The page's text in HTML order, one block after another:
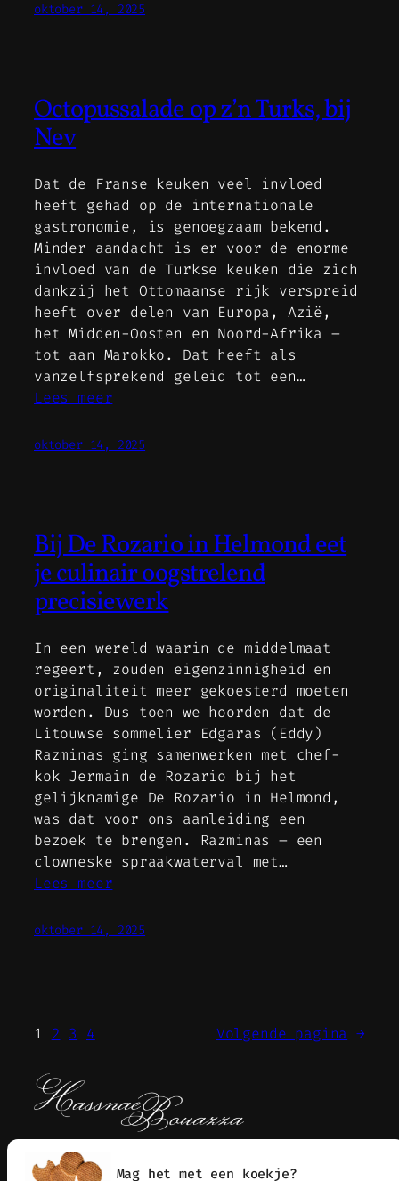
Mag het met een koekje?
oktober 14, 2025
Octopussalade op z’n Turks, bij
Nev
Dat de Franse keuken veel invloed
heeft gehad op de internationale
gastronomie, is genoegzaam bekend.
Minder aandacht is er voor de enorme
invloed van de Turkse keuken die zich
dankzij het Ottomaanse rijk verspreid
heeft over delen van Europa, Azië,
het Midden-Oosten en Noord-Afrika –
tot aan Marokko. Dat heeft als
vanzelfsprekend geleid tot een…
Lees meer
oktober 14, 2025
Bij De Rozario in Helmond eet
je culinair oogstrelend
precisiewerk
In een wereld waarin de middelmaat
regeert, zouden eigenzinnigheid en
originaliteit meer gekoesterd moeten
worden. Dus toen we hoorden dat de
Litouwse sommelier Edgaras (Eddy)
Razminas ging samenwerken met chef-
kok Jermain de Rozario bij het
gelijknamige De Rozario in Helmond,
was dat voor ons aanleiding een
bezoek te brengen. Razminas – een
clowneske spraakwaterval met…
Lees meer
oktober 14, 2025
1 2 3 4 Volgende pagina →
Journalist – Columnist – Vertaler –